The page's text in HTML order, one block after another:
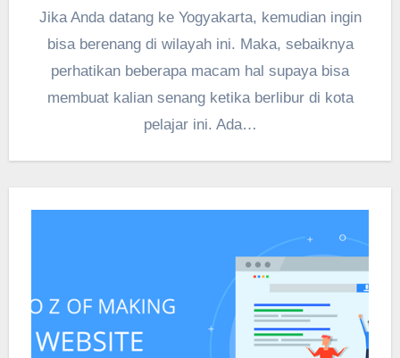
Jika Anda datang ke Yogyakarta, kemudian ingin
bisa berenang di wilayah ini. Maka, sebaiknya
perhatikan beberapa macam hal supaya bisa
membuat kalian senang ketika berlibur di kota
pelajar ini. Ada…